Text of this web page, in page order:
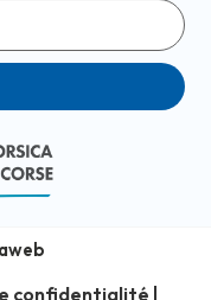
confidentialité